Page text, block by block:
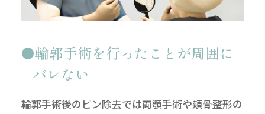
輪郭手術を行ったことが周囲に
バレない
輪郭手術後のピン除去では両顎手術や頬骨整形の